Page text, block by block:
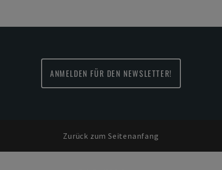
ANMELDEN FÜR DEN NEWSLETTER!
Zurück zum Seitenanfang